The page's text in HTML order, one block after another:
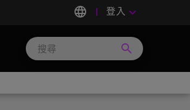
language 登入 keyboard_arrow_down
search